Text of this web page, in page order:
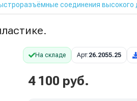
соединения высокого
На складе Арт:26.2055.25
4 100 руб.